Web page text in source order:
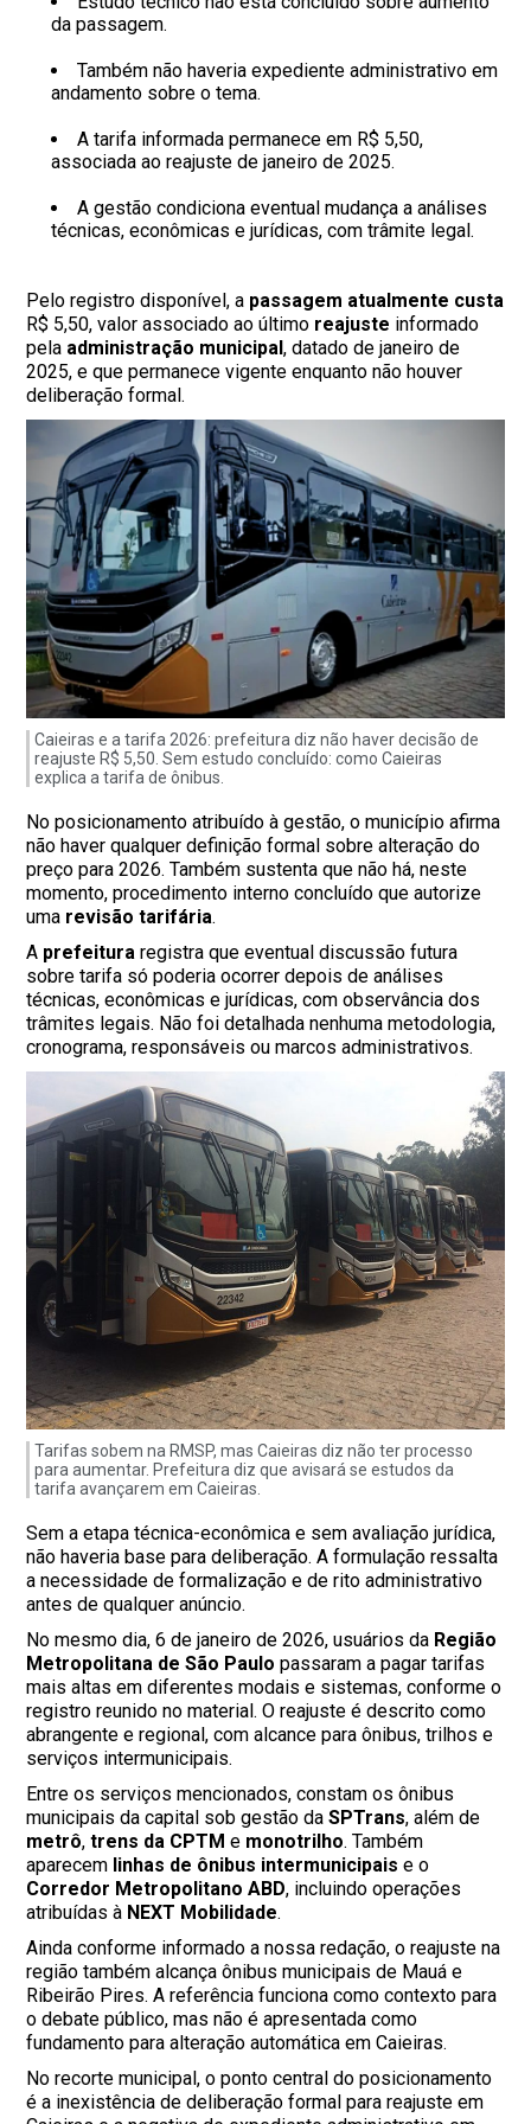
da passagem.
Também não haveria expediente administrativo em
andamento sobre o tema.
A tarifa informada permanece em R$ 5,50,
associada ao reajuste de janeiro de 2025.
A gestão condiciona eventual mudança a análises
técnicas, econômicas e jurídicas, com trâmite legal.
Pelo registro disponível, a passagem atualmente custa
R$ 5,50, valor associado ao último reajuste informado
pela administração municipal, datado de janeiro de
2025, e que permanece vigente enquanto não houver
deliberação formal.
Caieiras e a tarifa 2026: prefeitura diz não haver decisão de
reajuste R$ 5,50. Sem estudo concluído: como Caieiras
explica a tarifa de ônibus.
No posicionamento atribuído à gestão, o município afirma
não haver qualquer definição formal sobre alteração do
preço para 2026. Também sustenta que não há, neste
momento, procedimento interno concluído que autorize
uma revisão tarifária.
A prefeitura registra que eventual discussão futura
sobre tarifa só poderia ocorrer depois de análises
técnicas, econômicas e jurídicas, com observância dos
trâmites legais. Não foi detalhada nenhuma metodologia,
cronograma, responsáveis ou marcos administrativos.
Tarifas sobem na RMSP, mas Caieiras diz não ter processo
para aumentar. Prefeitura diz que avisará se estudos da
tarifa avançarem em Caieiras.
Sem a etapa técnica-econômica e sem avaliação jurídica,
não haveria base para deliberação. A formulação ressalta
a necessidade de formalização e de rito administrativo
antes de qualquer anúncio.
No mesmo dia, 6 de janeiro de 2026, usuários da Região
Metropolitana de São Paulo passaram a pagar tarifas
mais altas em diferentes modais e sistemas, conforme o
registro reunido no material. O reajuste é descrito como
abrangente e regional, com alcance para ônibus, trilhos e
serviços intermunicipais.
Entre os serviços mencionados, constam os ônibus
municipais da capital sob gestão daSPTrans, além de
metrô,trens da CPTM e monotrilho. Também
aparecem linhas de ônibus intermunicipais e o
Corredor Metropolitano ABD, incluindo operações
atribuídas à NEXT Mobilidade.
Ainda conforme informado a nossa redação, o reajuste na
região também alcança ônibus municipais de Mauá e
Ribeirão Pires. A referência funciona como contexto para
o debate público, mas não é apresentada como
fundamento para alteração automática em Caieiras.
No recorte municipal, o ponto central do posicionamento
é a inexistência de deliberação formal para reajuste em